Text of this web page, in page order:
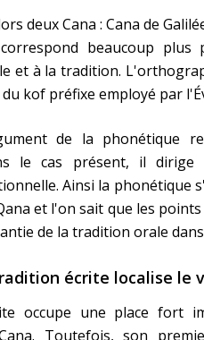
deux Cana : Cana de
beaucoup plus
et à la tradition.
kof préfixe employé par
de la phonétique
le cas présent, il dirige
Ainsi la phonétique
et l'on sait que les
de la tradition orale
écrite localise le
occupe une place fort
Toutefois, son